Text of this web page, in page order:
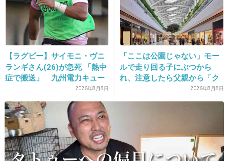
けど笑
+538 -4
21. 匿名2016/06/26(日) 20:37:03
22. 匿名2016/06/26(日) 20:37:08
【ラグビー】サイモニ・ヴニ
ランギさん(26)が急死 「熱中
症で搬送」 九州電力キュー
デンヴォルテクスで練習中
2026年8月8日
「ここは公園じゃない」モー
ルで走り回る子にぶつから
れ、注意したら父親から「ク
ソババア」の暴言。「子ども
だから多めに見ろ」を強要し
2026年8月8日